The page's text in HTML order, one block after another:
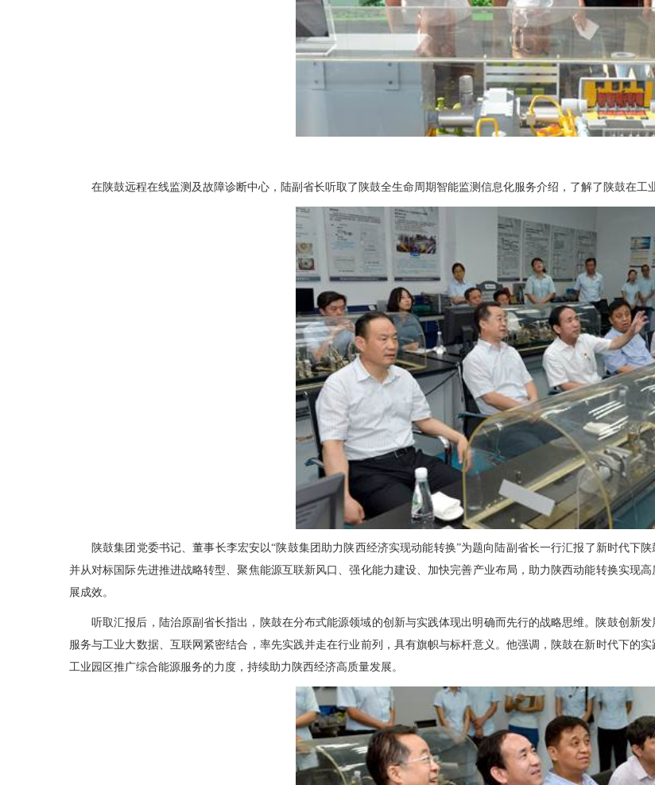
在陕鼓远程在线监测及故障诊断中心，陆副省长听取了陕鼓全生命周期智能监测信息化服务介绍，了解了陕鼓在工
陕鼓集团党委书记、董事长李宏安以“陕鼓集团助力陕西经济实现动能转换”为题向陆副省长一行汇报了新时代下
并从对标国际先进推进战略转型、聚焦能源互联新风口、强化能力建设、加快完善产业布局，助力陕西动能转换实现
展成效。
听取汇报后，陆治原副省长指出，陕鼓在分布式能源领域的创新与实践体现出明确而先行的战略思维。陕鼓创新
服务与工业大数据、互联网紧密结合，率先实践并走在行业前列，具有旗帜与标杆意义。他强调，陕鼓在新时代下的
工业园区推广综合能源服务的力度，持续助力陕西经济高质量发展。